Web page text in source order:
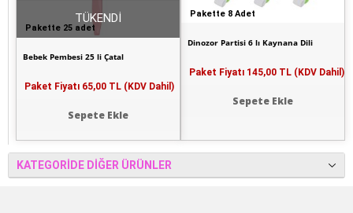
Pakette 8 Adet
Dinozor Partisi 6 lı Kaynana Dili
Paket Fiyatı 145,00 TL (KDV Dahil)
Sepete Ekle
Pakette 25 adet
Bebek Pembesi 25 li Çatal
Paket Fiyatı 65,00 TL (KDV Dahil)
Sepete Ekle
TÜKENDİ
KATEGORIDE DIĞER ÜRÜNLER